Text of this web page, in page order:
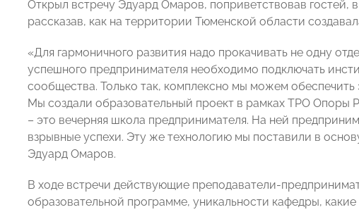
Открыл встречу Эдуард Омаров, поприветствовав гостей,
рассказав, как на территории Тюменской области
«Для гармоничного развития надо прокачивать не одну
успешного предпринимателя необходимо подключать
сообщества. Только так, комплексно мы можем
Мы создали образовательный проект в рамках ТРО Опоры
– это вечерняя школа предпринимателя. На ней
взрывные успехи. Эту же технологию мы поставили в
Эдуард Омаров.
В ходе встречи действующие преподаватели-
образовательной программе, уникальности кафедры,